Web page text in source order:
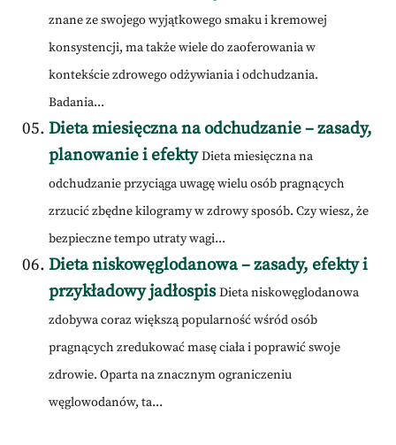
znane ze swojego wyjątkowego smaku i kremowej
konsystencji, ma także wiele do zaoferowania w
kontekście zdrowego odżywiania i odchudzania.
Badania...
Dieta miesięczna na odchudzanie – zasady,
planowanie i efekty Dieta miesięczna na
odchudzanie przyciąga uwagę wielu osób pragnących
zrzucić zbędne kilogramy w zdrowy sposób. Czy wiesz, że
bezpieczne tempo utraty wagi...
Dieta niskowęglodanowa – zasady, efekty i
przykładowy jadłospis Dieta niskowęglodanowa
zdobywa coraz większą popularność wśród osób
pragnących zredukować masę ciała i poprawić swoje
zdrowie. Oparta na znacznym ograniczeniu
węglowodanów, ta...